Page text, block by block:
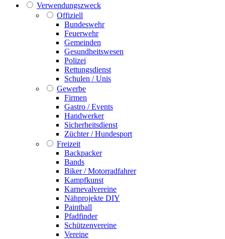
Verwendungszweck
Offiziell
Bundeswehr
Feuerwehr
Gemeinden
Gesundheitswesen
Polizei
Rettungsdienst
Schulen / Unis
Gewerbe
Firmen
Gastro / Events
Handwerker
Sicherheitsdienst
Züchter / Hundesport
Freizeit
Backpacker
Bands
Biker / Motorradfahrer
Kampfkunst
Karnevalvereine
Nähprojekte DIY
Paintball
Pfadfinder
Schützenvereine
Vereine